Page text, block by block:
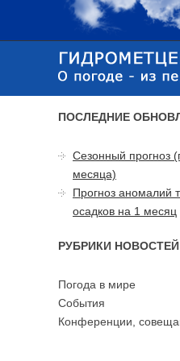
ПОСЛЕДНИЕ
Сезонный прогноз
месяца)
Прогноз аномалий
осадков на 1 месяц
РУБРИКИ НОВОСТЕЙ
Погода в мире
События
Конференции,